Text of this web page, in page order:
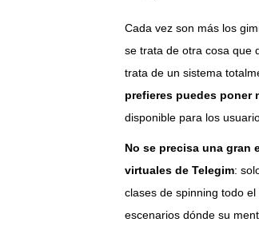
Cada vez son más los
se trata de otra cosa que
trata de un sistema
prefieres puedes poner
disponible para los
No se precisa una gran
virtuales de Telegim:
clases de spinning todo
escenarios dónde su